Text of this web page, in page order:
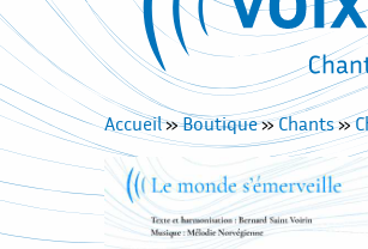
Accueil»Boutique»Chants»